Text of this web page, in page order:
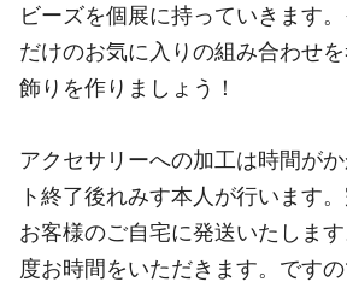
ビーズを個展に持っていきます
だけのお気に入りの組み合わせ
飾りを作りましょう！
アクセサリーへの加工は時間が
ト終了後れみす本人が行います
お客様のご自宅に発送いたしま
度お時間をいただきます。です